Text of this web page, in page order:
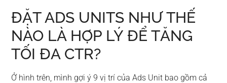
ĐẶT ADS UNITS NHƯ THẾ
NÀO LÀ HỢP LÝ ĐỂ TĂNG
TỐI ĐA CTR?
Ở hình trên, mình gợi ý 9 vị trí của Ads Unit bao gồm cả